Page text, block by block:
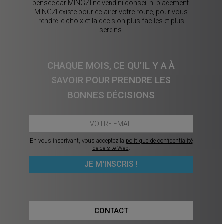
pensée car MINGZI ne vend ni conseil ni placement.
MINGZI existe pour éclairer votre route, pour vous
rendre le choix et la décision plus faciles et plus
sereins.
CHAQUE MOIS, CE QU’IL Y A À
SAVOIR POUR PRENDRE LES
BONNES DÉCISIONS
En vous inscrivant, vous acceptez la politique de confidentialité
de ce site Web
CONTACT